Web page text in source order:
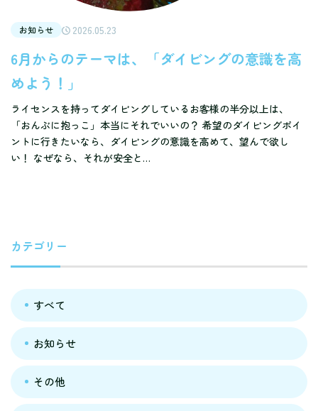
お知らせ 2026.05.23
6月からのテーマは、「ダイビングの意識を高
めよう！」
ライセンスを持ってダイビングしているお客様の半分以上は、
「おんぶに抱っこ」本当にそれでいいの？ 希望のダイビングポイ
ントに行きたいなら、ダイビングの意識を高めて、望んで欲し
い！ なぜなら、それが安全と…
カテゴリー
すべて
お知らせ
その他